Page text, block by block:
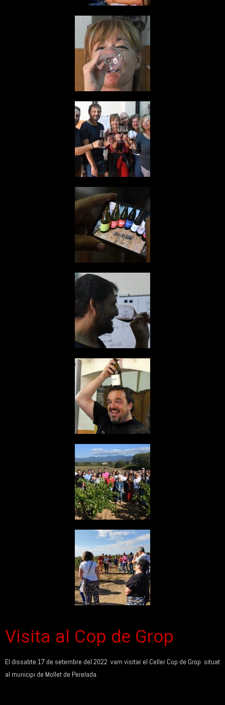
Visita al Cop de Grop
El dissabte 17 de setembre del 2022 vam visitar el Celler Cop de Grop situat
al municipi de Mollet de Perelada.